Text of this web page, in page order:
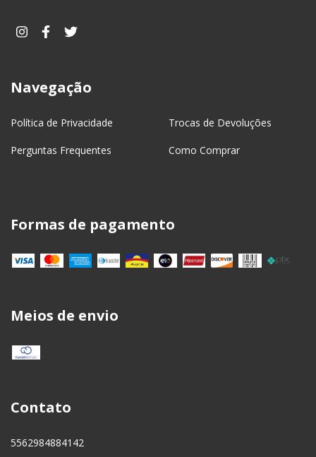
Navegação
Política de Privacidade Trocas de Devoluções
Perguntas Frequentes Como Comprar
Formas de pagamento
Meios de envio
Contato
5562984884142